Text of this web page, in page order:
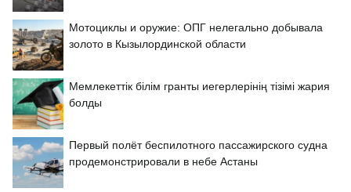
Мотоциклы и оружие: ОПГ нелегально добывала
золото в Кызылординской области
Мемлекеттік білім гранты иегерлерінің тізімі жария
болды
Первый полёт беспилотного пассажирского судна
продемонстрировали в небе Астаны